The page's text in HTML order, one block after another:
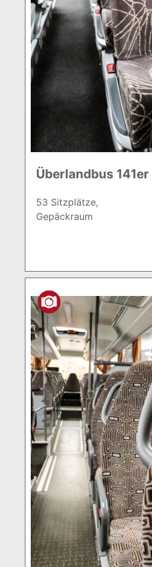
Überlandbus 141er
53 Sitzplätze,
Gepäckraum